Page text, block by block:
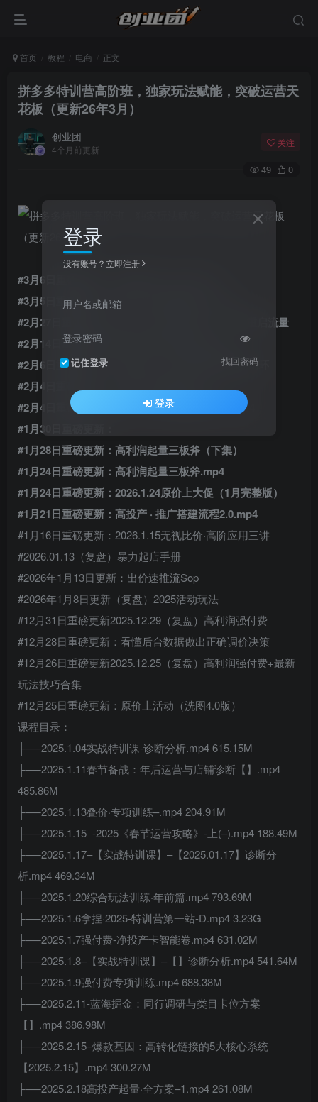
首页 教程 电商 正文
拼多多特训营高阶班，独家玩法赋能，突破运营天
花板（更新26年3月）
创业团
4个月前更新
关注
49 0
#3月6日重磅更新：平台券玩法 · 2026.mp4
#3月5日重磅更新：微付费：爬坡矩阵公式.mp4
#2月27日重磅更新：2026.2.26开年抢跑：72小时重启流量
#2月14日重磅更新:限量+全站营销卡权益.mp4
#2月6日重磅更新：六步通关：从付费亏损到盈利闭环
#2月4日重磅更新： 春节不打烊规划.mp4
#2月4日重磅更新：2026.02.03无限推荐流 2.0.mp4
#1月30日重磅更新：
#1月28日重磅更新：高利润起量三板斧（下集）
#1月24日重磅更新：高利润起量三板斧.mp4
#1月24日重磅更新：2026.1.24原价上大促（1月完整版）
#1月21日重磅更新：高投产 · 推广搭建流程2.0.mp4
#1月16日重磅更新：2026.1.15无视比价·高阶应用三讲
#2026.01.13（复盘）暴力起店手册
#2026年1月13日更新：出价速推流Sop
#2026年1月8日更新（复盘）2025活动玩法
#12月31日重磅更新2025.12.29（复盘）高利润强付费
#12月28日重磅更新：看懂后台数据做出正确调价决策
#12月26日重磅更新2025.12.25（复盘）高利润强付费+最新
玩法技巧合集
#12月25日重磅更新：原价上活动（洗图4.0版）
课程目录：
├──2025.1.04实战特训课-诊断分析.mp4 615.15M
├──2025.1.11春节备战：年后运营与店铺诊断【】.mp4
485.86M
├──2025.1.13叠价·专项训练–.mp4 204.91M
├──2025.1.15_-2025《春节运营攻略》-上(–).mp4 188.49M
├──2025.1.17–【实战特训课】–【2025.01.17】诊断分
析.mp4 469.34M
├──2025.1.20综合玩法训练·年前篇.mp4 793.69M
├──2025.1.6拿捏·2025-特训营第一站-D.mp4 3.23G
├──2025.1.7强付费-净投产卡智能卷.mp4 631.02M
├──2025.1.8–【实战特训课】–【】诊断分析.mp4 541.64M
├──2025.1.9强付费专项训练.mp4 688.38M
├──2025.2.11-蓝海掘金：同行调研与类目卡位方案
【】.mp4 386.98M
├──2025.2.15–爆款基因：高转化链接的5大核心系统
【2025.2.15】.mp4 300.27M
├──2025.2.18高投产起量·全方案–1.mp4 261.08M
登录
没有账号？立即注册
用户名或邮箱
登录密码
记住登录 找回密码
登录